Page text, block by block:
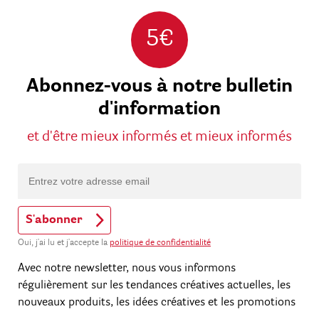
5€
Abonnez-vous à notre bulletin
d'information
et d'être mieux informés et mieux informés
S'abonner
Oui, j'ai lu et j'accepte la politique de confidentialité
Avec notre newsletter, nous vous informons
régulièrement sur les tendances créatives actuelles, les
nouveaux produits, les idées créatives et les promotions